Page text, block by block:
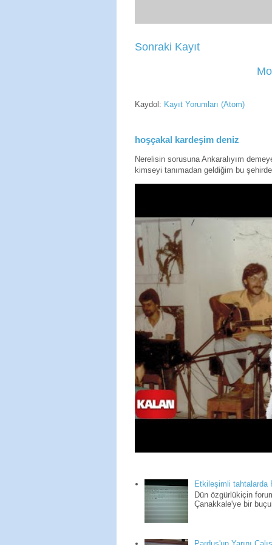
Sonraki Kayıt
Kaydol: Kayıt Yorumları (Atom)
hoşçakal kardeşim deniz
Nerelisin sorusuna Ankaralıyım
kimseyi tanımadan geldiğim bu şehirde
Etkileşimli tahtalarda
Dün özgürlükiçin
Çanakkale'ye bir